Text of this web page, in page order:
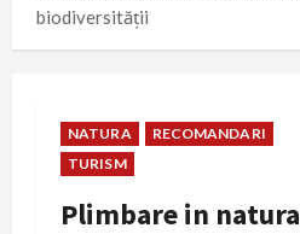
biodiversității
NATURA
RECOMANDARI
TURISM
Plimbare in natura